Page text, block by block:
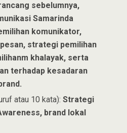
sebelumnya,
Samarinda
komunikator,
strategi pemilihan
khalayak, serta
terhadap kesadaran
atau 10 kata):Strategi
brand lokal